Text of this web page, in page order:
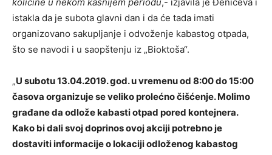
istakla da je subota glavni dan i da će tada imati
organizovano sakupljanje i odvoženje kabastog otpada,
što se navodi i u saopštenju iz „Bioktoša“.
„U subotu 13.04.2019. god. u vremenu od 8:00 do 15:00
časova organizuje se veliko prolećno čišćenje. Molimo
građane da odlože kabasti otpad pored kontejnera.
Kako bi dali svoj doprinos ovoj akciji potrebno je
dostaviti informacije o lokaciji odloženog kabastog